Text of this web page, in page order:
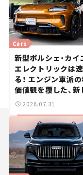
新型ポルシェ・カイ
エレクトリックは
る！ エンジン車派
価値観を覆した、新
ポルシェの走り。
Cars
2026.07.31